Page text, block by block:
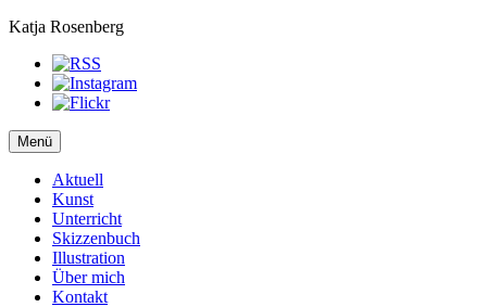
Katja Rosenberg
Menü
Aktuell
Kunst
Unterricht
Skizzenbuch
Illustration
Über mich
Kontakt